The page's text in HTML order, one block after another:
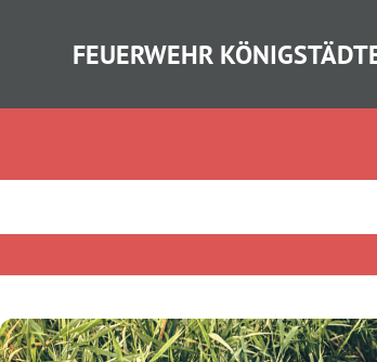
FEUERWEHR